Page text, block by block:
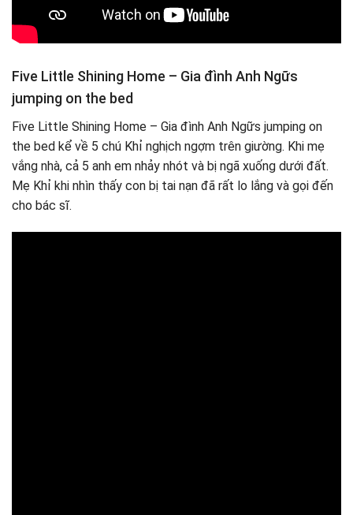
Five Little Shining Home – Gia đình Anh Ngữs
jumping on the bed
Five Little Shining Home – Gia đình Anh Ngữs jumping on
the bed kể về 5 chú Khỉ nghịch ngợm trên giường. Khi mẹ
vắng nhà, cả 5 anh em nhảy nhót và bị ngã xuống dưới đất.
Mẹ Khỉ khi nhìn thấy con bị tai nạn đã rất lo lắng và gọi đến
cho bác sĩ.